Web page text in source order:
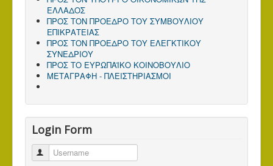
ΕΛΛΑΔΟΣ
ΠΡΟΣ ΤΟΝ ΠΡΟΕΔΡΟ ΤΟΥ ΣΥΜΒΟΥΛΙΟΥ
ΕΠΙΚΡΑΤΕΙΑΣ
ΠΡΟΣ ΤΟΝ ΠΡΟΕΔΡΟ ΤΟΥ ΕΛΕΓΚΤΙΚΟΥ
ΣΥΝΕΔΡΙΟΥ
ΠΡΟΣ ΤΟ ΕΥΡΩΠΑΪΚΟ ΚΟΙΝΟΒΟΥΛΙΟ
ΜΕΤΑΓΡΑΦΗ - ΠΛΕΙΣΤΗΡΙΑΣΜΟΙ
Login Form
Username